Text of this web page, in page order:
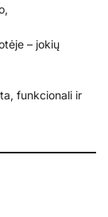
– jokių
funkcionali ir